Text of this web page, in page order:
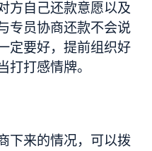
方自己还款意愿以及
专员协商还款不会说
定要好，提前组织好
打打感情牌。
下来的情况，可以拨